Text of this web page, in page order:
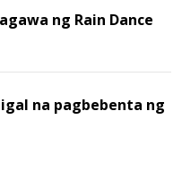
ng Rain Dance
na pagbebenta ng